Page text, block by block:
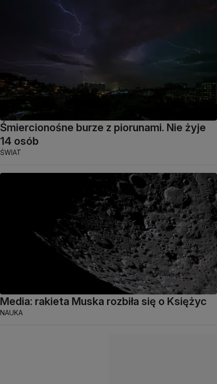
Śmiercionośne burze z piorunami. Nie żyje
14 osób
ŚWIAT
Media: rakieta Muska rozbiła się o Księżyc
NAUKA